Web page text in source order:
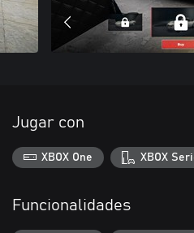
Jugar con
XBOX One XBOX
Funcionalidades